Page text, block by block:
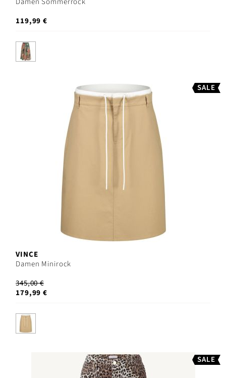
119,99 €
SALE
VINCE
Damen Minirock
345,00 €
179,99 €
SALE